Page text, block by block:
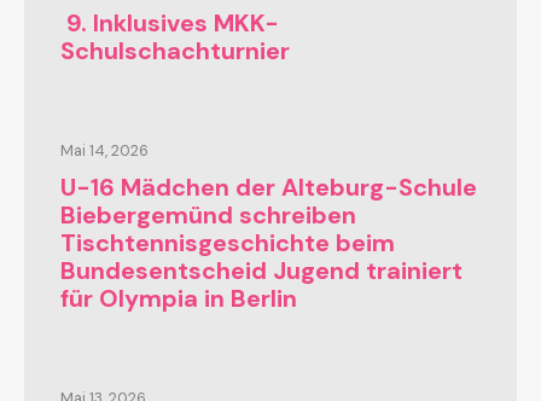
9. Inklusives MKK-
Schulschachturnier
Mai 14, 2026
U-16 Mädchen der Alteburg-Schule
Biebergemünd schreiben
Tischtennisgeschichte beim
Bundesentscheid Jugend trainiert
für Olympia in Berlin